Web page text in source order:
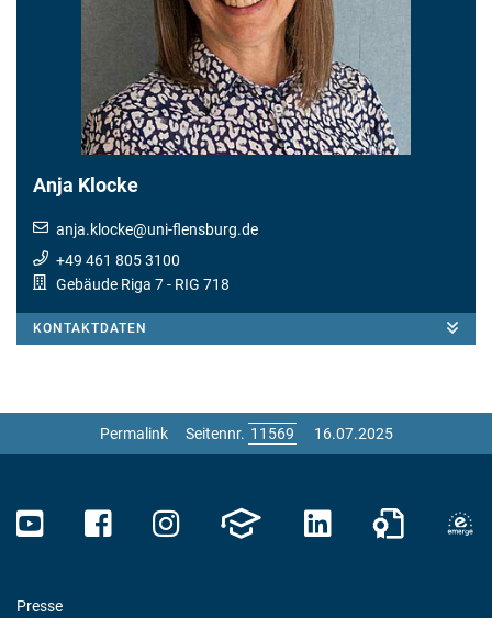
Anja Klocke
anja.klocke@uni-flensburg.de
+49 461 805 3100
Gebäude Riga 7- RIG 718
KONTAKTDATEN
Permalink Seitennr. 16.07.2025
Presse